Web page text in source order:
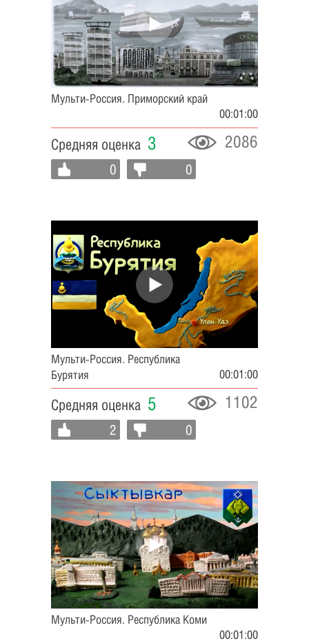
Мульти-Россия. Приморский край
00:01:00
Средняя оценка 3 2086
0 0
Мульти-Россия. Республика
Бурятия
00:01:00
Средняя оценка 5 1102
2 0
Мульти-Россия. Республика Коми
00:01:00